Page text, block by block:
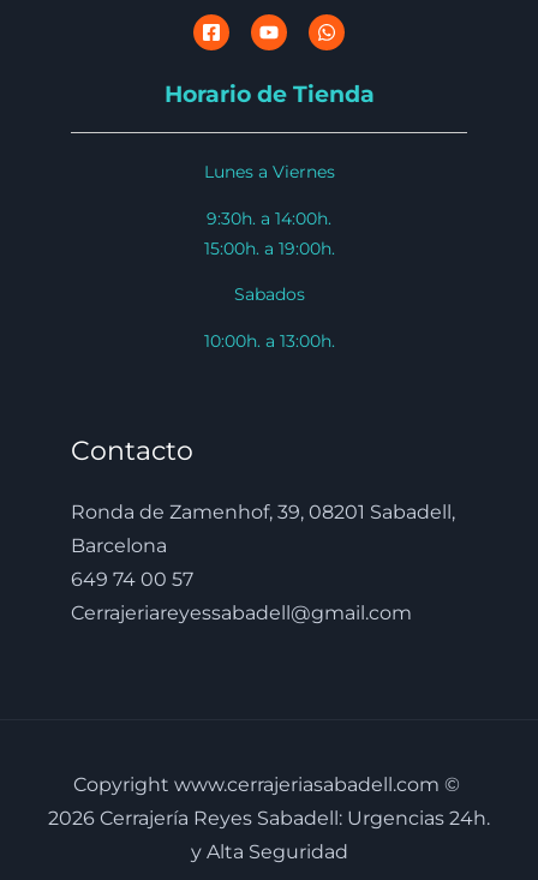
Horario de Tienda
Lunes a Viernes
9:30h. a 14:00h.
15:00h. a 19:00h.
Sabados
10:00h. a 13:00h.
Contacto
Ronda de Zamenhof, 39, 08201 Sabadell,
Barcelona
649 74 00 57
Cerrajeriareyessabadell@gmail.com
Copyright www.cerrajeriasabadell.com ©
2026 Cerrajería Reyes Sabadell: Urgencias 24h.
y Alta Seguridad